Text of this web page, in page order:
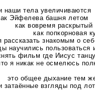
наши тела увеличиваются
башня летом
раскрытый
кукуруза
рассказать знакомым о
научились пользоваться
фильм где Иисус
осмелюсь
общее дыхание тем
взгляды под